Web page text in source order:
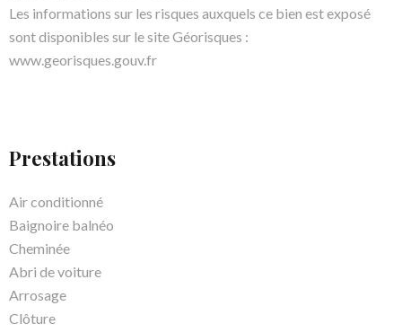
Les informations sur les risques auxquels ce bien est exposé
sont disponibles sur le site Géorisques :
www.georisques.gouv.fr
Prestations
Air conditionné
Baignoire balnéo
Cheminée
Abri de voiture
Arrosage
Clôture